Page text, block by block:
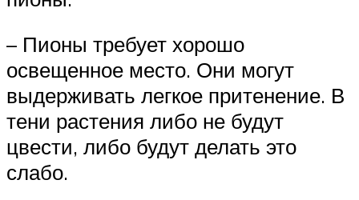
– Пионы требует хорошо
освещенное место. Они могут
выдерживать легкое притенение. В
тени растения либо не будут
цвести, либо будут делать это
слабо.